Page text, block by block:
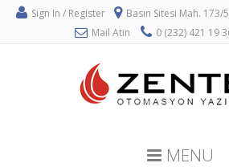
Sign In / Register
Basın Sitesi Mah.
Mail Atın
0 (232) 421 19
MENU